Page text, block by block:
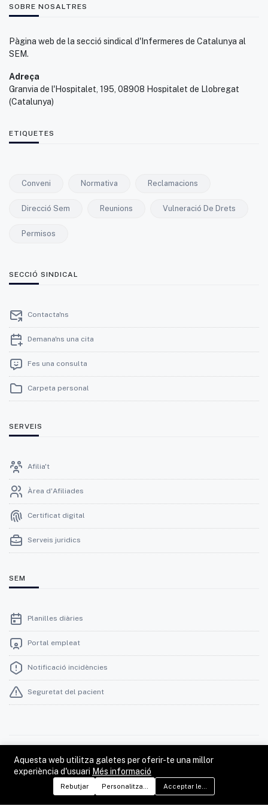
SOBRE NOSALTRES
Pàgina web de la secció sindical d'Infermeres de Catalunya al
SEM.
Adreça
Granvia de l'Hospitalet, 195, 08908 Hospitalet de Llobregat
(Catalunya)
ETIQUETES
Conveni Normativa Reclamacions
Direcció Sem Reunions Vulneració De Drets
Permisos
SECCIÓ SINDICAL
Contacta'ns
Demana'ns una cita
Fes una consulta
Carpeta personal
SERVEIS
Afilia't
Àrea d'Afiliades
Certificat digital
Serveis juridics
SEM
Planilles diàries
Portal empleat
Notificació incidències
Seguretat del pacient
© 2026 Infermeres de Catalunya al SEM
Font de les imatges: Banc d'Imatges del SEM, Banc d'Imatges
Infermeres (Ariadna Creus, Àngel Garcia), ACN i Envato Elements.
Aquesta web utilitza galetes per oferir-te una millor
experiència d'usuari Més informació
Rebutjar Personalitzar preferènciesAcceptar les galetes